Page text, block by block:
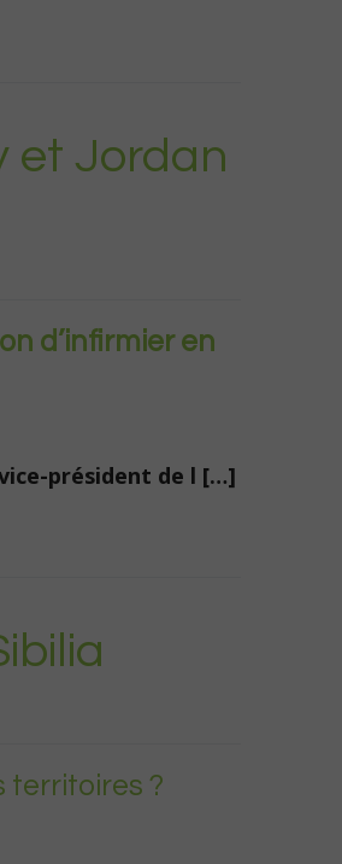
et Jordan
d’infirmier en
président de l […]
territoires ?